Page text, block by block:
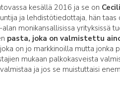
kesällä 2016 ja se on
ja lehdistötiedottaja, hän
monikansallisissa yrityksissä
pasta, joka on valmistettu
on jo markkinoilla mutta jonka
mukaan palkokasveista
ja jos se muistuttaisi